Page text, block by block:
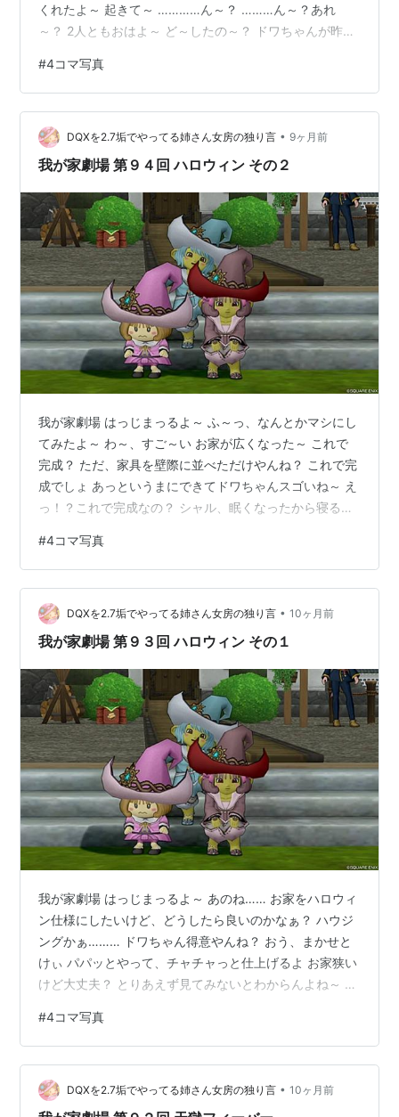
くれたよ～ 起きて～ …………ん～？ ………ん～？あれ
～？ 2人ともおはよ～ ど～したの～？ ドワちゃんが昨日
ん どうよ？ わ～素敵～ お台所もある～ すごぉい ドワち
ゃんに頼んで良かったね～ ドワちゃん、ありがと～ ～お
しまい～
#4コマ写真
DQXを2.7垢でやってる姉さん女房の独り言 • 9ヶ月前
我が家劇場 第９４回 ハロウィン その２
我が家劇場 はっじまっるよ～ ふ～っ、なんとかマシにし
てみたよ～ わ～、すご～い お家が広くなった～ これで
完成？ ただ、家具を壁際に並べただけやんね？ これで完
成でしょ あっというまにできてドワちゃんスゴいね～ え
っ！？これで完成なの？ シャル、眠くなったから寝る
ん、ちゃんとしてあげなよ？) おやすみ～ (え～) ～つづ
く～
#4コマ写真
DQXを2.7垢でやってる姉さん女房の独り言 • 10ヶ月前
我が家劇場 第９３回 ハロウィン その１
我が家劇場 はっじまっるよ～ あのね…… お家をハロウィ
ン仕様にしたいけど、どうしたら良いのかなぁ？ ハウジ
ングかぁ……… ドワちゃん得意やんね？ おう、まかせと
けぃ パパッとやって、チャチャっと仕上げるよ お家狭い
けど大丈夫？ とりあえず見てみないとわからんよね～ と
ルのお家も素敵になるかなぁ？ とりあえずハロウィンっ
ぽい物全部置いたんやけど……… ………これはちょっとカ
オスやなぁ…… ～つづく～
#4コマ写真
DQXを2.7垢でやってる姉さん女房の独り言 • 10ヶ月前